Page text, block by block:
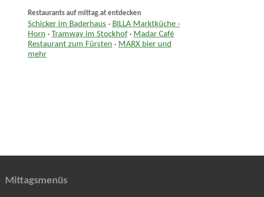
Restaurants auf mittag.at entdecken
Schicker im Baderhaus · BILLA Marktküche -
Horn · Tramway im Stockhof· Madar Café
Restaurant zum Fürsten · MARX bier und
mehr
Mittagsmenüs